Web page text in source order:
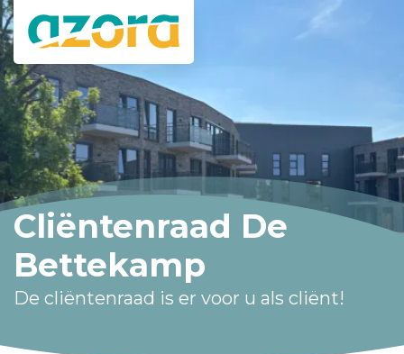
Cliëntenraad De
Bettekamp
De cliëntenraad is er voor u als cliënt!